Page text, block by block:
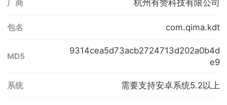
厂商 杭州有赞科技有限公司
包名 com.qima.kdt
MD5
9314cea5d73acb2724713d202a0b4d
e9
系统 需要支持安卓系统5.2以上